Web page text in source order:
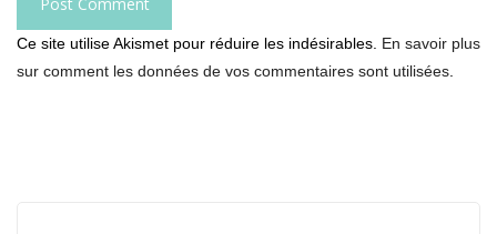
Ce site utilise Akismet pour réduire les indésirables. En savoir plus
sur comment les données de vos commentaires sont utilisées